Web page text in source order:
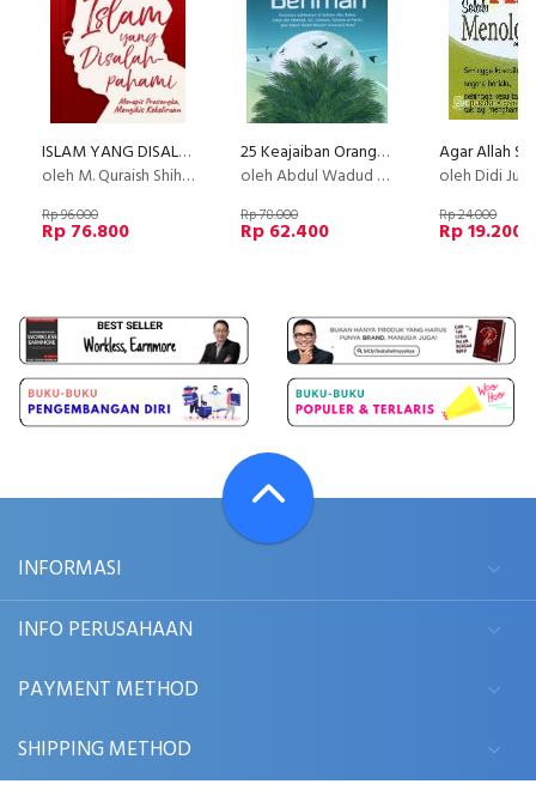
ISLAM YANG DISALAHPAHAMI: Menepis Prasangka, Mengikis Kekeliruan (Reguler)
oleh M. Quraish Shihab
Rp 96.000
Rp 76.800
25 Keajaiban Orang_Orang Beriman
oleh Abdul Wadud Kasyful Humam
Rp 78.000
Rp 62.400
oleh Didi
Rp 24.000
Rp 19.200
INFORMASI
INFO PERUSAHAAN
PAYMENT METHOD
SHIPPING METHOD